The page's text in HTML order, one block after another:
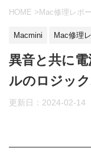
HOME > Mac修理レポ
Macmini Mac修理
異音と共に
ルのロジッ
更新日： 2024-02-14